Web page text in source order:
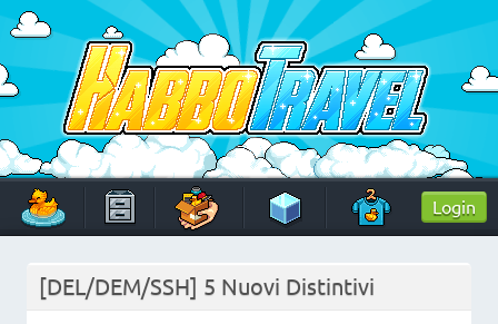
Skip
to
content
HabboTravel
Un viaggio di pixel!
Login
[DEL/DEM/SSH] 5 Nuovi Distintivi